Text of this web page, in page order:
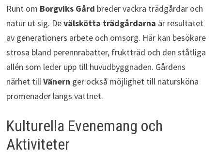
Runt om Borgviks Gård breder vackra trädgårdar och
natur ut sig. Devälskötta trädgårdarna är resultatet
av generationers arbete och omsorg. Här kan besökare
strosa bland perennrabatter, fruktträd och den ståtliga
allén som leder upp till huvudbyggnaden. Gårdens
närhet till Vänern ger också möjlighet till natursköna
promenader längs vattnet.
Kulturella Evenemang och
Aktiviteter